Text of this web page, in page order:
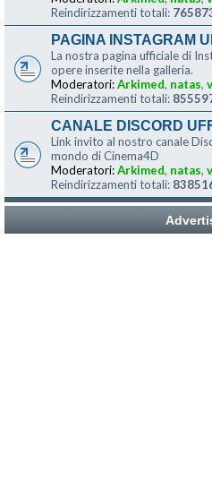
Reindirizzamenti totali:
PAGINA INSTAGRAM
La nostra pagina ufficiale di
opere inserite nella galleria.
Moderatori:Arkimed, natas,
Reindirizzamenti totali:
CANALE DISCORD
Link invito al nostro canale
mondo di Cinema4D
Moderatori:Arkimed, natas,
Reindirizzamenti totali: